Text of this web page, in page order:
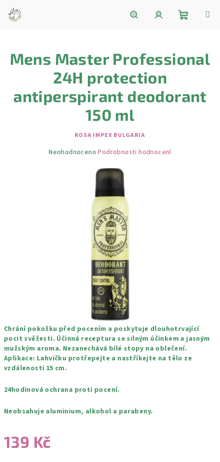
obsah
košík
Chrání pokožku před pocením a poskytuje dlouhotrvající
pocit svěžesti. Účinná receptura se silným účinkem a jasným
mužským aroma. Nezanechává bílé stopy na oblečení.
Aplikace: Lahvičku protřepejte a nastříkejte na tělo ze
vzdálenosti 15 cm.
24hodinová ochrana proti pocení.
Neobsahuje aluminium, alkohol a parabeny.
139 Kč
Mens Master Professional
24H protection
antiperspirant deodorant
150 ml
ROSA IMPEX BULGARIA
Průměrné
Neohodnoceno Podrobnosti hodnocení